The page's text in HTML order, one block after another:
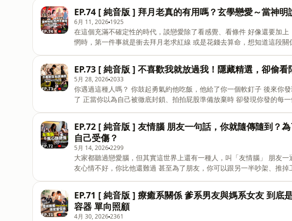
也聊那些你平常說不出口的事 有時好笑，有時認真，但每一集都很誠實 你卡住的那些事，也許我們剛好聊過
📬 投稿 / 合作 justsayit168@gmail.com 你不說！我怎麼知道？
https://www.instagram.com/justsayit2024168 丁丁 https://www.instagram.com/ting770802_ 小祿
https://www.instagram.com/lilyoung_
EP.74 [ 純音版 ] 拜月老真的有用嗎？玄學戀愛～當神
6月 11, 2026 1925
在這個充滿不確定性的時代，談戀愛除了看感覺、看條件 好像還要加上「玄學」這道關卡。 很多人在感情迷
惘時，第一件事就是衝去拜月老求紅線 或是花錢去算命，想知道這段關係到底有沒有未來。 但如果有一天 神
Podcast &amp; YouTube 『你不說，我怎麼知道？』 歌手小祿、化妝師丁丁、攝影師傑森 三種立場，三種
解讀方式 聊生活、聊關係，也聊那些你平常說不出口的事 有時好笑，有時認真，但每一集都很誠實 你卡住的
那些事
EP.73 [ 純音版 ] 不喜歡我就放過我！隱藏精選，卻偷看
5月 28, 20262033
你遇過這種人嗎？ 你鼓起勇氣約他吃飯，他給了你一個軟釘子 後來你發現，你再也看不到他的 IG 精選動態
了 正當你以為自己被徹底封鎖、拍拍屁股準備放棄時 卻發現你發的每一條限時動態，他居然都、在、看！ 而
什麼不乾脆一刀痛快把我封鎖？ 一直來看我限動到底是什麼意思？」 不喜歡我，為什麼不放過我？ 隔週四更
新｜Podcast &amp; YouTube 『你不說，我怎麼知道？』 歌手小祿、化妝師丁丁、攝影師傑森 三種立場，
三種解讀方式 聊生活、聊關係，也聊那些你平常說不出口的事 有時好笑，有時認真，但每一集都很誠實 你卡
EP.72 [ 純音版 ] 友情腦 朋友一句話，你就隨傳隨到？
自己受傷？
5月 14, 20262299
大家都聽過戀愛腦，但其實這世界上還有一種人，叫「友情腦」 朋友一通電話，你不管人在哪裡絕對趕到 朋
友心情不好，你比他還難過 甚至為了朋友，你可以跟另一半吵架、推掉工作。 但最扎心的是，當你遇到困難
要來拆解：為什麼友情會讓我們變得這麼卑微？ 隔週四更新｜Podcast &amp; YouTube 『你不說，我怎麼
知道？』 歌手小祿、化妝師丁丁、攝影師傑森 三種立場，三種解讀方式 聊生活、聊關係，也聊那些你平常說
不出口的事 有時好笑，有時認真，但每一集都很誠實 你卡住的那些事，也許我們剛好聊過 📬 投稿 / 合作
EP.71 [ 純音版 ] 療癒系關係 爹系男友與媽系女友 到底
容器 單向照顧
4月 30, 20262361